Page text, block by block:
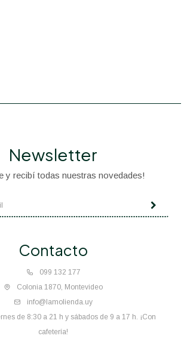
Contacto
099 132 177
Colonia 1870, Montevideo
info@lamolienda.uy
de 8:30 a 21 h y sábados de 9 a 17 h. ¡Con
cafetería!
Newsletter
y recibí todas nuestras novedades!